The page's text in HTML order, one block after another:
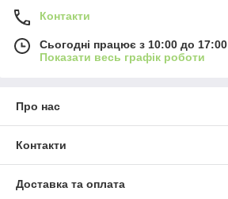
Контакти
Сьогодні працює з 10:00 до 17:00
Показати весь графік роботи
Про нас
Контакти
Доставка та оплата